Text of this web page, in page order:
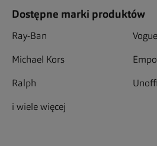
Dostępne marki produktów
Ray-Ban Vogue
Michael Kors
Ralph
i wiele więcej